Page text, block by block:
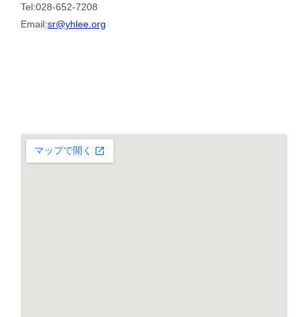
Tel:028-652-7208
Email:sr@yhlee.org